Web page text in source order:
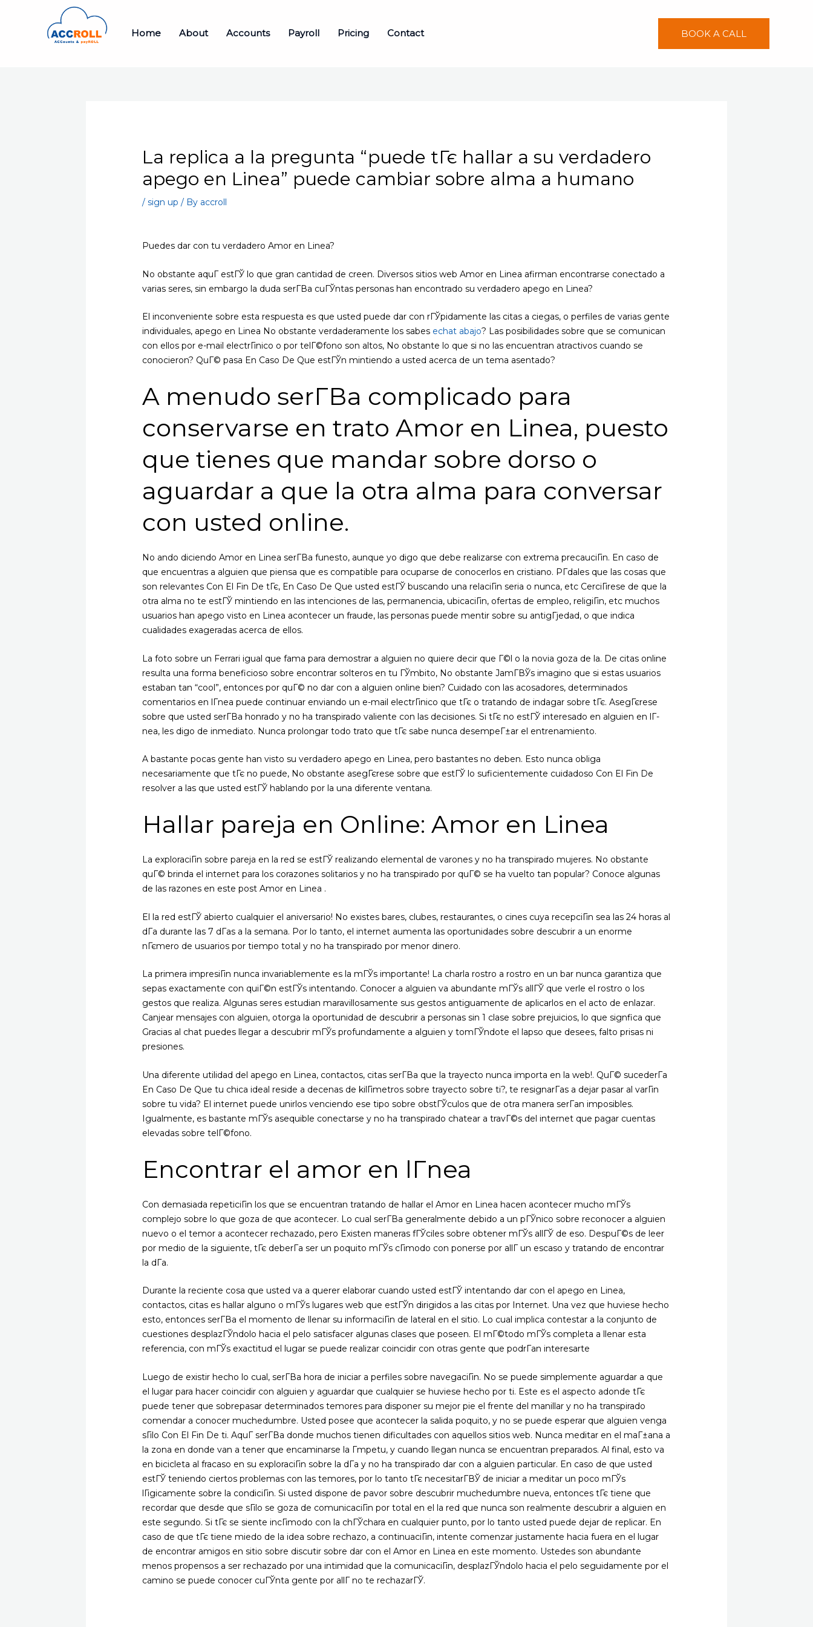
Home About Accounts Payroll Pricing Contact BOOK A CALL
La replica a la pregunta “puede tГє hallar a su verdadero
apego en Linea” puede cambiar sobre alma a humano
/sign up / By accroll
Puedes dar con tu verdadero Amor en Linea?
No obstante aquГ­ estГЎ lo que gran cantidad de creen. Diversos sitios web Amor en Linea afirman encontrarse conectado a
varias seres, sin embargo la duda serГ­В­a cuГЎntas personas han encontrado su verdadero apego en Linea?
El inconveniente sobre esta respuesta es que usted puede dar con rГЎpidamente las citas a ciegas, o perfiles de varias gente
individuales, apego en Linea No obstante verdaderamente los sabes echat abajo? Las posibilidades sobre que se comunican
con ellos por e-mail electrГіnico o por telГ©fono son altos, No obstante lo que si no las encuentran atractivos cuando se
conocieron? QuГ© pasa En Caso De Que estГЎn mintiendo a usted acerca de un tema asentado?
A menudo serГ­В­a complicado para
conservarse en trato Amor en Linea, puesto
que tienes que mandar sobre dorso o
aguardar a que la otra alma para conversar
con usted online.
No ando diciendo Amor en Linea serГ­В­a funesto, aunque yo digo que debe realizarse con extrema precauciГіn. En caso de
que encuentras a alguien que piensa que es compatible para ocuparse de conocerlos en cristiano. PГ­dales que las cosas que
son relevantes Con El Fin De tГє, En Caso De Que usted estГЎ buscando una relaciГіn seria o nunca, etc CerciГіrese de que la
otra alma no te estГЎ mintiendo en las intenciones de las, permanencia, ubicaciГіn, ofertas de empleo, religiГіn, etc muchos
usuarios han apego visto en Linea acontecer un fraude, las personas puede mentir sobre su antigГјedad, o que indica
cualidades exageradas acerca de ellos.
La foto sobre un Ferrari igual que fama para demostrar a alguien no quiere decir que Г©l o la novia goza de la. De citas online
resulta una forma beneficioso sobre encontrar solteros en tu ГЎmbito, No obstante JamГ­ВЎs imagino que si estas usuarios
estaban tan “cool”, entonces por quГ© no dar con a alguien online bien? Cuidado con las acosadores, determinados
comentarios en lГ­nea puede continuar enviando un e-mail electrГіnico que tГє o tratando de indagar sobre tГє. AsegГєrese
sobre que usted serГ­В­a honrado y no ha transpirado valiente con las decisiones. Si tГє no estГЎ interesado en alguien en lГ­
nea, les digo de inmediato. Nunca prolongar todo trato que tГє sabe nunca desempeГ±ar el entrenamiento.
A bastante pocas gente han visto su verdadero apego en Linea, pero bastantes no deben. Esto nunca obliga
necesariamente que tГє no puede, No obstante asegГєrese sobre que estГЎ lo suficientemente cuidadoso Con El Fin De
resolver a las que usted estГЎ hablando por la una diferente ventana.
Hallar pareja en Online: Amor en Linea
La exploraciГіn sobre pareja en la red se estГЎ realizando elemental de varones y no ha transpirado mujeres. No obstante
quГ© brinda el internet para los corazones solitarios y no ha transpirado por quГ© se ha vuelto tan popular? Conoce algunas
de las razones en este post Amor en Linea .
El la red estГЎ abierto cualquier el aniversario! No existes bares, clubes, restaurantes, o cines cuya recepciГіn sea las 24 horas al
dГ­a durante las 7 dГ­as a la semana. Por lo tanto, el internet aumenta las oportunidades sobre descubrir a un enorme
nГєmero de usuarios por tiempo total y no ha transpirado por menor dinero.
La primera impresiГіn nunca invariablemente es la mГЎs importante! La charla rostro a rostro en un bar nunca garantiza que
sepas exactamente con quiГ©n estГЎs intentando. Conocer a alguien va abundante mГЎs allГЎ que verle el rostro o los
gestos que realiza. Algunas seres estudian maravillosamente sus gestos antiguamente de aplicarlos en el acto de enlazar.
Canjear mensajes con alguien, otorga la oportunidad de descubrir a personas sin 1 clase sobre prejuicios, lo que signfica que
Gracias al chat puedes llegar a descubrir mГЎs profundamente a alguien y tomГЎndote el lapso que desees, falto prisas ni
presiones.
Una diferente utilidad del apego en Linea, contactos, citas serГ­В­a que la trayecto nunca importa en la web!. QuГ© sucederГ­a
En Caso De Que tu chica ideal reside a decenas de kilГіmetros sobre trayecto sobre ti?, te resignarГ­as a dejar pasar al varГіn
sobre tu vida? El internet puede unirlos venciendo ese tipo sobre obstГЎculos que de otra manera serГ­an imposibles.
Igualmente, es bastante mГЎs asequible conectarse y no ha transpirado chatear a travГ©s del internet que pagar cuentas
elevadas sobre telГ©fono.
Encontrar el amor en lГ­nea
Con demasiada repeticiГіn los que se encuentran tratando de hallar el Amor en Linea hacen acontecer mucho mГЎs
complejo sobre lo que goza de que acontecer. Lo cual serГ­В­a generalmente debido a un pГЎnico sobre reconocer a alguien
nuevo o el temor a acontecer rechazado, pero Existen maneras fГЎciles sobre obtener mГЎs allГЎ de eso. DespuГ©s de leer
por medio de la siguiente, tГє deberГ­a ser un poquito mГЎs cГіmodo con ponerse por allГ­ un escaso y tratando de encontrar
la dГ­a.
Durante la reciente cosa que usted va a querer elaborar cuando usted estГЎ intentando dar con el apego en Linea,
contactos, citas es hallar alguno o mГЎs lugares web que estГЎn dirigidos a las citas por Internet. Una vez que huviese hecho
esto, entonces serГ­В­a el momento de llenar su informaciГіn de lateral en el sitio. Lo cual implica contestar a la conjunto de
cuestiones desplazГЎndolo hacia el pelo satisfacer algunas clases que poseen. El mГ©todo mГЎs completa a llenar esta
referencia, con mГЎs exactitud el lugar se puede realizar coincidir con otras gente que podrГ­an interesarte
Luego de existir hecho lo cual, serГ­В­a hora de iniciar a perfiles sobre navegaciГіn. No se puede simplemente aguardar a que
el lugar para hacer coincidir con alguien y aguardar que cualquier se huviese hecho por ti. Este es el aspecto adonde tГє
puede tener que sobrepasar determinados temores para disponer su mejor pie el frente del manillar y no ha transpirado
comendar a conocer muchedumbre. Usted posee que acontecer la salida poquito, y no se puede esperar que alguien venga
sГіlo Con El Fin De ti. AquГ­ serГ­В­a donde muchos tienen dificultades con aquellos sitios web. Nunca meditar en el maГ±ana a
la zona en donde van a tener que encaminarse la Г­mpetu, y cuando llegan nunca se encuentran preparados. Al final, esto va
en bicicleta al fracaso en su exploraciГіn sobre la dГ­a y no ha transpirado dar con a alguien particular. En caso de que usted
estГЎ teniendo ciertos problemas con las temores, por lo tanto tГє necesitarГ­ВЎ de iniciar a meditar un poco mГЎs
lГіgicamente sobre la condiciГіn. Si usted dispone de pavor sobre descubrir muchedumbre nueva, entonces tГє tiene que
recordar que desde que sГіlo se goza de comunicaciГіn por total en el la red que nunca son realmente descubrir a alguien en
este segundo. Si tГє se siente incГіmodo con la chГЎchara en cualquier punto, por lo tanto usted puede dejar de replicar. En
caso de que tГє tiene miedo de la idea sobre rechazo, a continuaciГіn, intente comenzar justamente hacia fuera en el lugar
de encontrar amigos en sitio sobre discutir sobre dar con el Amor en Linea en este momento. Ustedes son abundante
menos propensos a ser rechazado por una intimidad que la comunicaciГіn, desplazГЎndolo hacia el pelo seguidamente por el
camino se puede conocer cuГЎnta gente por allГ­ no te rechazarГЎ.